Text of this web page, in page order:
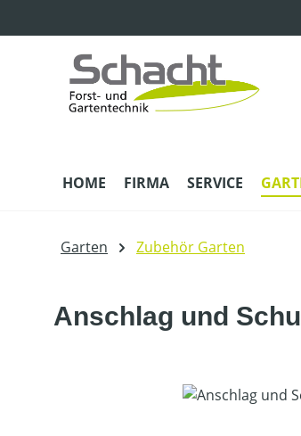
HOME FIRMA SERVICE
Garten Zubehör Garten
Anschlag und
Bildergalerie überspringen